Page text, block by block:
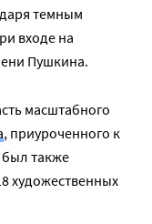
темным
входе на
Пушкина.
масштабного
, приуроченного к
также
художественных